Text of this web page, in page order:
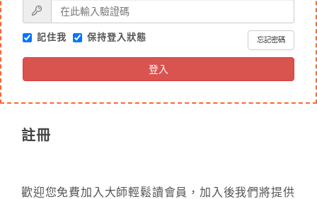
記住我 保持登入狀態 忘記密碼
登入
註冊
歡迎您免費加入大師輕鬆讀會員，加入後我們將提供